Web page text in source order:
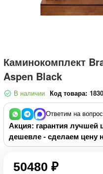
Каминокомплект
Aspen Black
В наличии Код товара:
Ответим на
Акция: гарантия лучшей
дешевле - сделаем цену
50480 ₽